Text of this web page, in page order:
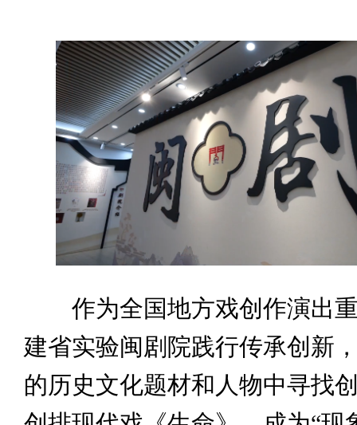
作为全国地方戏创作演出重
建省实验闽剧院践行传承创新
的历史文化题材和人物中寻找